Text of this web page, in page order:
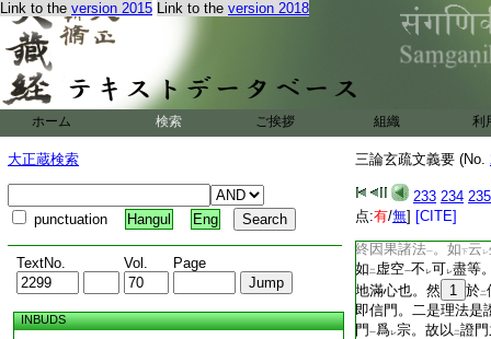
Link to the version 2015 Link to the version 2018
ホーム 検索 ご挨拶 組織 利
大正蔵検索
punctuation Hangul Eng
TextNo. Vol. Page
INBUDS
三論玄疏文義要 (No.
233 234 235
点:有/無] [CITE]
十地經等説下
。故知論主住二 初
自所證
也
反問。既住
始入
地
大乘
即初地爲
有 無量品階級不同
其三十心。但爲 二初
故大乘始。正在二 初地
31
是無生
終因果諸法一。如下云 レ
如 二 虚空一不 レ可レ盡等
地滿心也。然 1 於二
即信門。二是理法是
門 一爲レ宗。故以 二證